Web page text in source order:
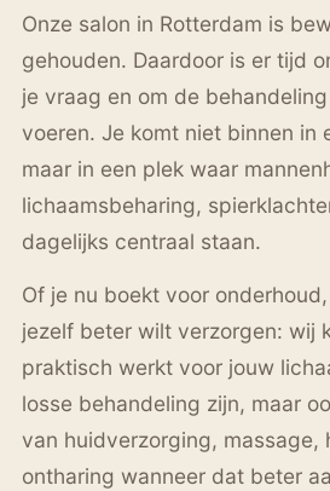
Onze salon in Rotterdam is
gehouden. Daardoor is er tijd
je vraag en om de
voeren. Je komt niet binnen in
maar in een plek waar
lichaamsbeharing,
dagelijks centraal staan.
Of je nu boekt voor
jezelf beter wilt verzorgen: wij
praktisch werkt voor jouw
losse behandeling zijn, maar
van huidverzorging, massage,
ontharing wanneer dat beter